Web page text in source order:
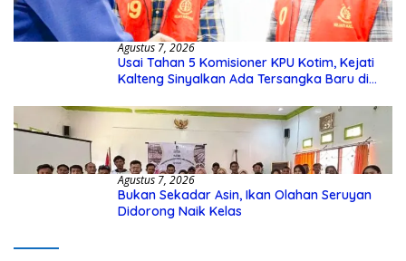
Agustus 7, 2026
Usai Tahan 5 Komisioner KPU Kotim, Kejati
Kalteng Sinyalkan Ada Tersangka Baru di
Agustus 7, 2026
Bukan Sekadar Asin, Ikan Olahan Seruyan
Didorong Naik Kelas